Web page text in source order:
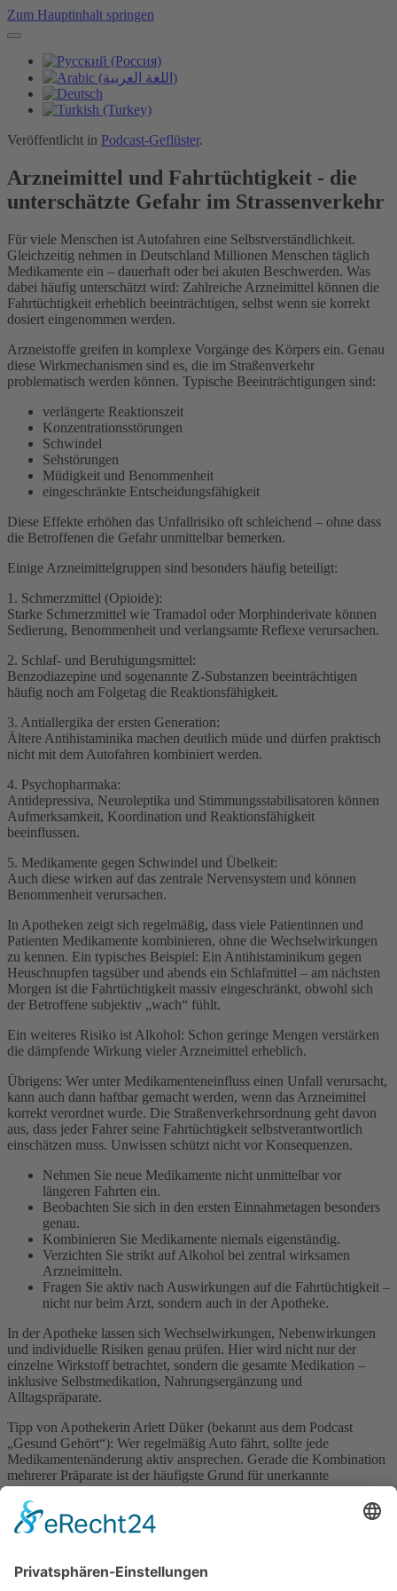
Zum Hauptinhalt springen
Veröffentlicht in Podcast-Geflüster.
Arzneimittel und Fahrtüchtigkeit - die
unterschätzte Gefahr im Strassenverkehr
Für viele Menschen ist Autofahren eine Selbstverständlichkeit.
Gleichzeitig nehmen in Deutschland Millionen Menschen täglich
Medikamente ein – dauerhaft oder bei akuten Beschwerden. Was
dabei häufig unterschätzt wird: Zahlreiche Arzneimittel können die
Fahrtüchtigkeit erheblich beeinträchtigen, selbst wenn sie korrekt
dosiert eingenommen werden.
Arzneistoffe greifen in komplexe Vorgänge des Körpers ein. Genau
diese Wirkmechanismen sind es, die im Straßenverkehr
problematisch werden können. Typische Beeinträchtigungen sind:
verlängerte Reaktionszeit
Konzentrationsstörungen
Schwindel
Sehstörungen
Müdigkeit und Benommenheit
eingeschränkte Entscheidungsfähigkeit
Diese Effekte erhöhen das Unfallrisiko oft schleichend – ohne dass
die Betroffenen die Gefahr unmittelbar bemerken.
Einige Arzneimittelgruppen sind besonders häufig beteiligt:
1. Schmerzmittel (Opioide):
Starke Schmerzmittel wie Tramadol oder Morphinderivate können
Sedierung, Benommenheit und verlangsamte Reflexe verursachen.
2. Schlaf- und Beruhigungsmittel:
Benzodiazepine und sogenannte Z-Substanzen beeinträchtigen
häufig noch am Folgetag die Reaktionsfähigkeit.
3. Antiallergika der ersten Generation:
Ältere Antihistaminika machen deutlich müde und dürfen praktisch
nicht mit dem Autofahren kombiniert werden.
4. Psychopharmaka:
Antidepressiva, Neuroleptika und Stimmungsstabilisatoren können
Aufmerksamkeit, Koordination und Reaktionsfähigkeit
beeinflussen.
5. Medikamente gegen Schwindel und Übelkeit:
Auch diese wirken auf das zentrale Nervensystem und können
Benommenheit verursachen.
In Apotheken zeigt sich regelmäßig, dass viele Patientinnen und
Patienten Medikamente kombinieren, ohne die Wechselwirkungen
zu kennen. Ein typisches Beispiel: Ein Antihistaminikum gegen
Heuschnupfen tagsüber und abends ein Schlafmittel – am nächsten
Morgen ist die Fahrtüchtigkeit massiv eingeschränkt, obwohl sich
der Betroffene subjektiv „wach“ fühlt.
Ein weiteres Risiko ist Alkohol: Schon geringe Mengen verstärken
die dämpfende Wirkung vieler Arzneimittel erheblich.
Übrigens: Wer unter Medikamenteneinfluss einen Unfall verursacht,
kann auch dann haftbar gemacht werden, wenn das Arzneimittel
korrekt verordnet wurde. Die Straßenverkehrsordnung geht davon
aus, dass jeder Fahrer seine Fahrtüchtigkeit selbstverantwortlich
einschätzen muss. Unwissen schützt nicht vor Konsequenzen.
Nehmen Sie neue Medikamente nicht unmittelbar vor
längeren Fahrten ein.
Beobachten Sie sich in den ersten Einnahmetagen besonders
genau.
Kombinieren Sie Medikamente niemals eigenständig.
Verzichten Sie strikt auf Alkohol bei zentral wirksamen
Arzneimitteln.
Fragen Sie aktiv nach Auswirkungen auf die Fahrtüchtigkeit –
nicht nur beim Arzt, sondern auch in der Apotheke.
In der Apotheke lassen sich Wechselwirkungen, Nebenwirkungen
und individuelle Risiken genau prüfen. Hier wird nicht nur der
einzelne Wirkstoff betrachtet, sondern die gesamte Medikation –
inklusive Selbstmedikation, Nahrungsergänzung und
Alltagspräparate.
Tipp von Apothekerin Arlett Düker (bekannt aus dem Podcast
„Gesund Gehört“): Wer regelmäßig Auto fährt, sollte jede
Medikamentenänderung aktiv ansprechen. Gerade die Kombination
mehrerer Präparate ist der häufigste Grund für unerkannte
Fahruntüchtigkeit.
Fazit
Gefahr werden, wenn ihre Wirkung unterschätzt wird. Sicherheit